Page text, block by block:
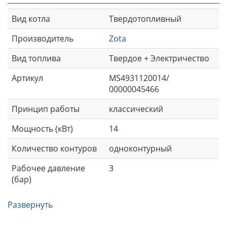
Вид котла
Твердотопливный
Производитель
Zota
Вид топлива
Твердое + Электричество
Артикул
MS4931120014/
00000045466
Принцип работы
классический
Мощность (кВт)
14
Количество контуров
одноконтурный
Рабочее давление
(бар)
3
Развернуть